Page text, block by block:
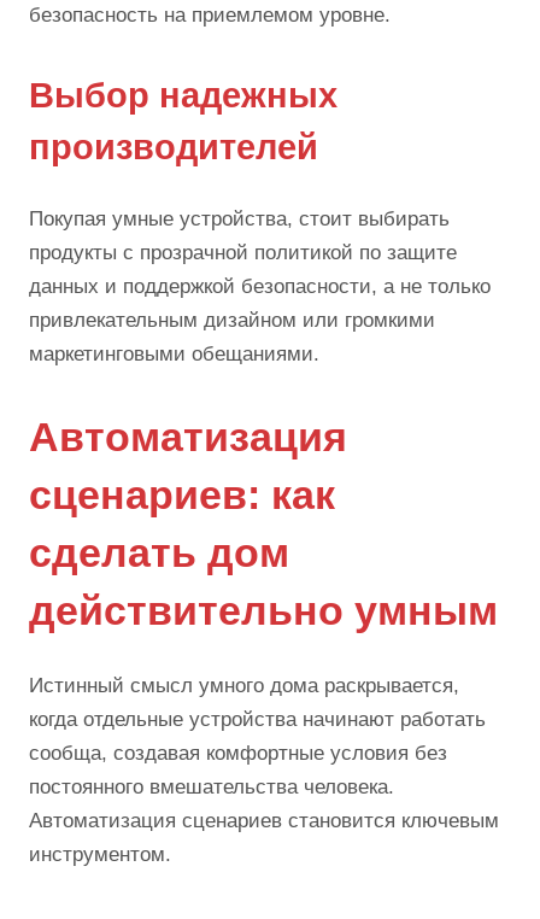
безопасность на приемлемом уровне.
Выбор надежных
производителей
Покупая умные устройства, стоит выбирать
продукты с прозрачной политикой по защите
данных и поддержкой безопасности, а не только
привлекательным дизайном или громкими
маркетинговыми обещаниями.
Автоматизация
сценариев: как
сделать дом
действительно умным
Истинный смысл умного дома раскрывается,
когда отдельные устройства начинают работать
сообща, создавая комфортные условия без
постоянного вмешательства человека.
Автоматизация сценариев становится ключевым
инструментом.